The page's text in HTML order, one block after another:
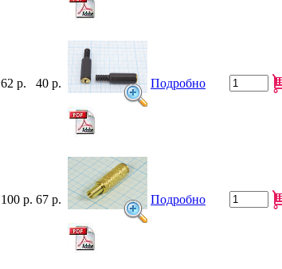
62 р. 40 р. Подробно
100 р. 67 р. Подробно